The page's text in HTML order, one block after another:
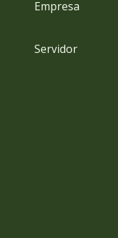
Empresa
Servidor